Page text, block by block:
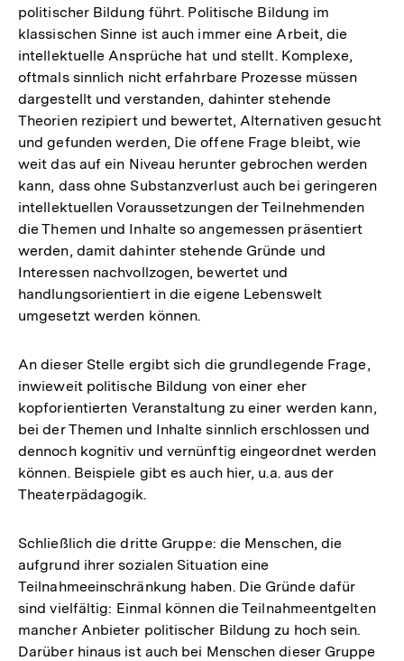
politischer Bildung führt. Politische Bildung im
klassischen Sinne ist auch immer eine Arbeit, die
intellektuelle Ansprüche hat und stellt. Komplexe,
oftmals sinnlich nicht erfahrbare Prozesse müssen
dargestellt und verstanden, dahinter stehende
Theorien rezipiert und bewertet, Alternativen gesucht
und gefunden werden, Die offene Frage bleibt, wie
weit das auf ein Niveau herunter gebrochen werden
kann, dass ohne Substanzverlust auch bei geringeren
intellektuellen Voraussetzungen der Teilnehmenden
die Themen und Inhalte so angemessen präsentiert
werden, damit dahinter stehende Gründe und
Interessen nachvollzogen, bewertet und
handlungsorientiert in die eigene Lebenswelt
umgesetzt werden können.
An dieser Stelle ergibt sich die grundlegende Frage,
inwieweit politische Bildung von einer eher
kopforientierten Veranstaltung zu einer werden kann,
bei der Themen und Inhalte sinnlich erschlossen und
dennoch kognitiv und vernünftig eingeordnet werden
können. Beispiele gibt es auch hier, u.a. aus der
Theaterpädagogik.
Schließlich die dritte Gruppe: die Menschen, die
aufgrund ihrer sozialen Situation eine
Teilnahmeeinschränkung haben. Die Gründe dafür
sind vielfältig: Einmal können die Teilnahmeentgelten
mancher Anbieter politischer Bildung zu hoch sein.
Darüber hinaus ist auch bei Menschen dieser Gruppe